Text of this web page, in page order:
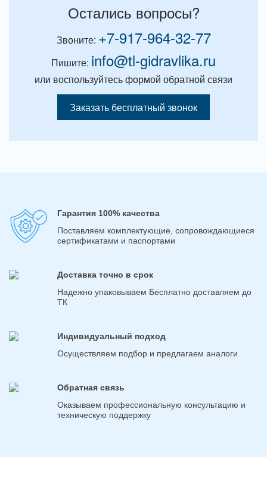
Остались вопросы?
Звоните: +7-917-964-32-77
Пишите: info@tl-gidravlika.ru
или воспользуйтесь формой обратной связи
Заказать бесплатный звонок
Гарантия 100% качества
Поставляем комплектующие, сопровождающиеся
сертификатами и паспортами
Доставка точно в срок
Надежно упаковываем Бесплатно доставляем до
ТК
Индивидуальный подход
Осуществляем подбор и предлагаем аналоги
Обратная связь
Оказываем профессиональную консультацию и
техническую поддержку